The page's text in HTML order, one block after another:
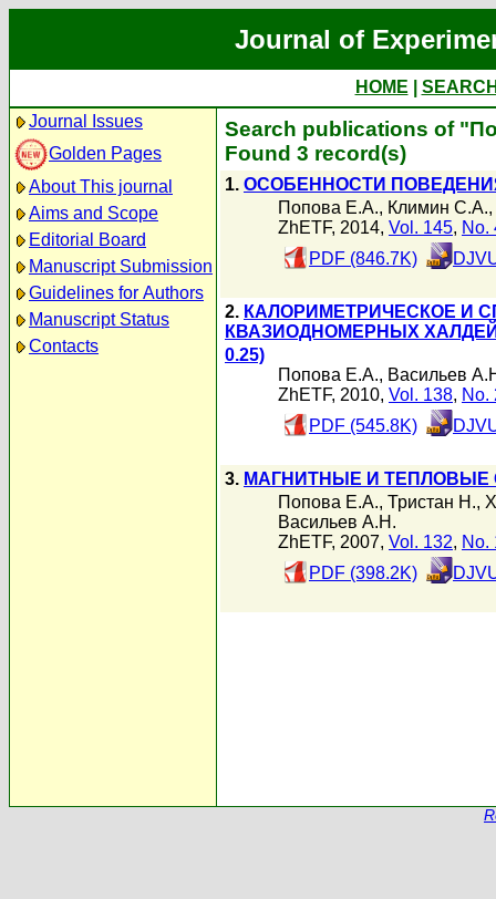
Journal of
HOME
Journal Issues
Golden Pages
About This journal
Aims and Scope
Editorial Board
Manuscript Submission
Guidelines for Authors
Manuscript Status
Contacts
Search publications of
Found 3 record(s)
1. ОСОБЕННОСТИ
Попова Е.А., Климин С.А.,
ZhETF, 2014, Vol. 145, No.
PDF (846.7K)
2. КАЛОРИМЕТРИЧЕСКОЕ И
КВАЗИОДНОМЕРНЫХ
0.25)
Попова Е.А., Васильев
ZhETF, 2010, Vol. 138, No.
PDF (545.8K)
3. МАГНИТНЫЕ И ТЕПЛОВЫЕ
Попова Е.А., Тристан Н.,
Васильев А.Н.
ZhETF, 2007, Vol. 132, No.
PDF (398.2K)